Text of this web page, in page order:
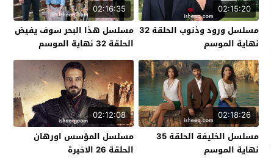
02:15:20
مسلسل ورود وذنوب الحلقة 32
نهاية الموسم
02:16:35
مسلسل هذا البحر سوف يفيض
الحلقة 32 نهاية الموسم
02:18:26
مسلسل الخليفة الحلقة 35
نهاية الموسم
02:12:08
مسلسل المؤسس اورهان
الحلقة 26 الاخيرة